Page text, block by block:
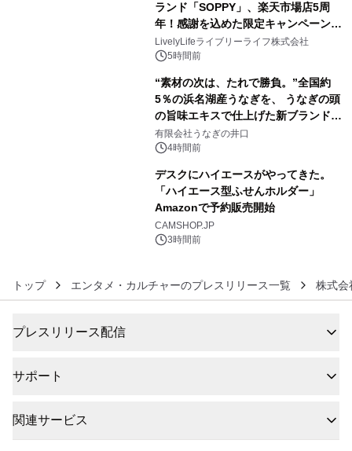
ランド「SOPPY」、楽天市場店5周
年！感謝を込めた限定キャンペーンを
8月10日より開催
LivelyLifeライブリーライフ株式会社
5時間前
“素材の次は、たれで勝負。”全国約
5％の浜名湖産うなぎを、 うなぎの頭
の旨味エキスで仕上げた新ブランド
「井口の誉」誕生
有限会社うなぎの井口
4時間前
デスクにハイエースがやってきた。
「ハイエース型ふせんホルダー」
Amazonで予約販売開始
CAMSHOP.JP
3時間前
トップ エンタメ・カルチャーのプレスリリース一覧 株式会
プレスリリース配信
サポート
関連サービス